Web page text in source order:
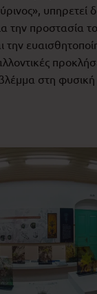
υπηρετεί
την προστασία
την
στη φυσική